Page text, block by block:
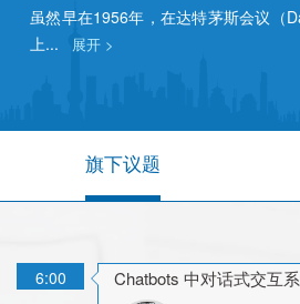
虽然早在1956年，在达特茅斯会议（
上... 展开 >
旗下议题
6:00
Chatbots 中对话式交互